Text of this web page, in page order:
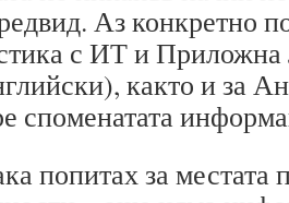
Аз конкретно
с ИТ и Приложна
както и за
споменатата
попитах за местата